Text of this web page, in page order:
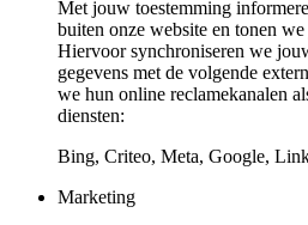
Met jouw toestemming
buiten onze website en tonen
Hiervoor synchroniseren we
gegevens met de volgende
we hun online reclamekanalen
diensten:
Bing, Criteo, Meta, Google,
Marketing